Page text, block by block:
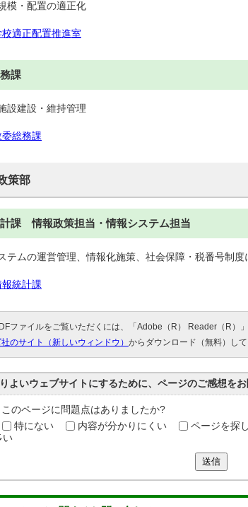
模・配置の適正化
校適正配置推進室
課
設建設・維持管理
委総務課
策部
課 情報政策担当・情報システム担当
テムの運営管理、情報化施策、社会保障・税番号制度
報統計課
ファイルをご覧いただくには、「Adobe（R） Reader（R）
社のサイト（新しいウィンドウ） からダウンロード（無料）して
よいウェブサイトにするために、ページのご感想をお
このページに問題点はありましたか?
特にない
内容が分かりにくい ページを探
い
送信